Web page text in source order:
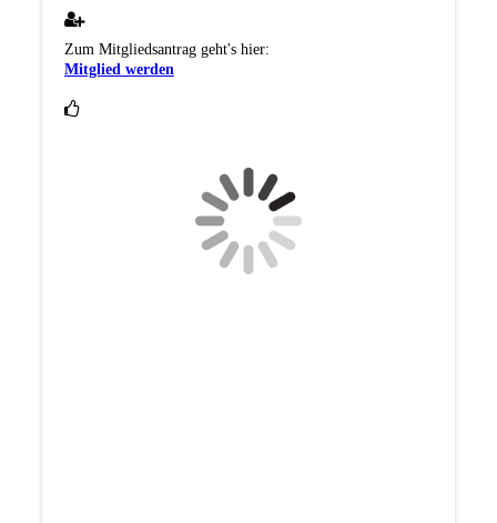
Zum Mitgliedsantrag geht's hier:
Mitglied werden